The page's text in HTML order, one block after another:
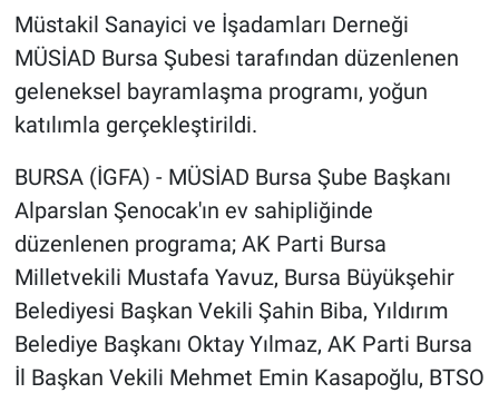
Müstakil Sanayici ve İşadamları Derneği
MÜSİAD Bursa Şubesi tarafından düzenlenen
geleneksel bayramlaşma programı, yoğun
katılımla gerçekleştirildi.
BURSA (İGFA) - MÜSİAD Bursa Şube Başkanı
Alparslan Şenocak'ın ev sahipliğinde
düzenlenen programa; AK Parti Bursa
Milletvekili Mustafa Yavuz, Bursa Büyükşehir
Belediyesi Başkan Vekili Şahin Biba, Yıldırım
Belediye Başkanı Oktay Yılmaz, AK Parti Bursa
İl Başkan Vekili Mehmet Emin Kasapoğlu, BTSO